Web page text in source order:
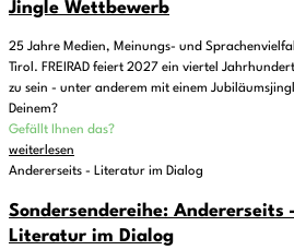
Jingle Wettbewerb
25 Jahre Medien, Meinungs- und
Tirol. FREIRAD feiert 2027 ein viertel
zu sein - unter anderem mit einem
Deinem?
Gefällt Ihnen das?
weiterlesen
Andererseits - Literatur im Dialog
Sondersendereihe: Andererseits
Literatur im Dialog